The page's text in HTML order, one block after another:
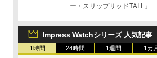
ー・スリップリッドTALL」
Impress Watchシリーズ 人気記事
1時間 24時間 1週間 1カ